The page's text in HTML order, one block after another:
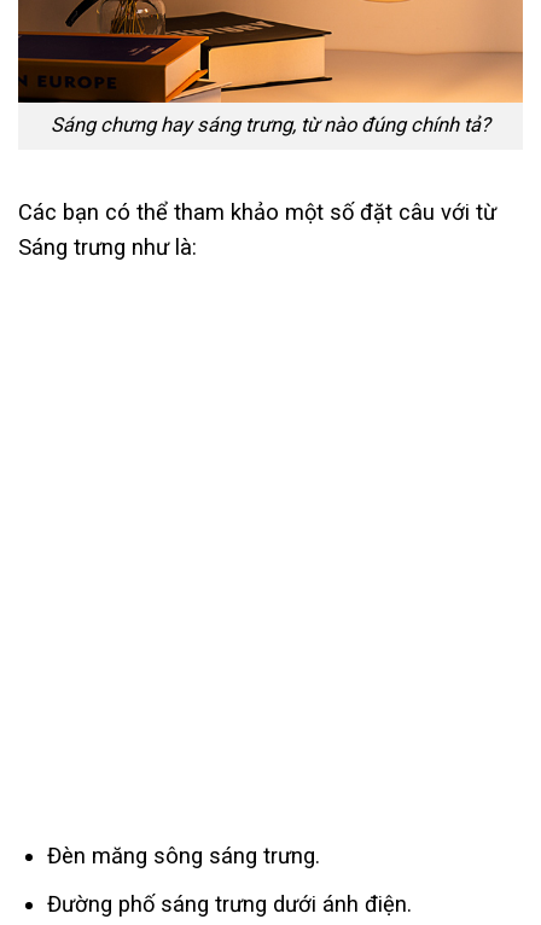
Sáng chưng hay sáng trưng, từ nào đúng chính tả?
Các bạn có thể tham khảo một số đặt câu với từ
Sáng trưng như là:
Đèn măng sông sáng trưng.
Đường phố sáng trưng dưới ánh điện.